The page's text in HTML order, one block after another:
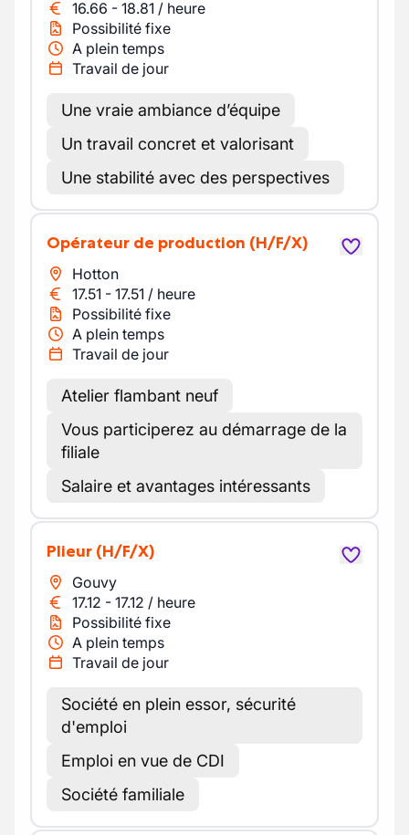
16.66 - 18.81 / heure
Possibilité fixe
A plein temps
Travail de jour
Une vraie ambiance d’équipe
Un travail concret et valorisant
Une stabilité avec des perspectives
Opérateur de production (H/F/X)
Hotton
17.51 - 17.51 / heure
Possibilité fixe
A plein temps
Travail de jour
Atelier flambant neuf
Vous participerez au démarrage de la
filiale
Salaire et avantages intéressants
Plieur (H/F/X)
Gouvy
17.12 - 17.12 / heure
Possibilité fixe
A plein temps
Travail de jour
Société en plein essor, sécurité
d'emploi
Emploi en vue de CDI
Société familiale